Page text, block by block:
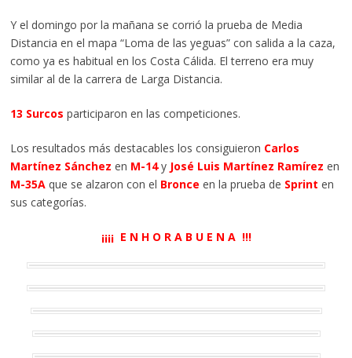
Y el domingo por la mañana se corrió la prueba de Media
Distancia en el mapa “Loma de las yeguas” con salida a la caza,
como ya es habitual en los Costa Cálida. El terreno era muy
similar al de la carrera de Larga Distancia.
13 Surcos participaron en las competiciones.
Los resultados más destacables los consiguieron Carlos
Martínez Sánchez en M-14y José Luis Martínez Ramírez en
M-35Aque se alzaron con el Bronce en la prueba de Sprint en
sus categorías.
¡¡¡¡ E N H O R A B U E N A !!!